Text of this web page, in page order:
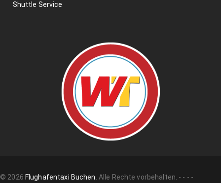
Shuttle Service
© 2026 Flughafentaxi Buchen. Alle Rechte vorbehalten. - - - -